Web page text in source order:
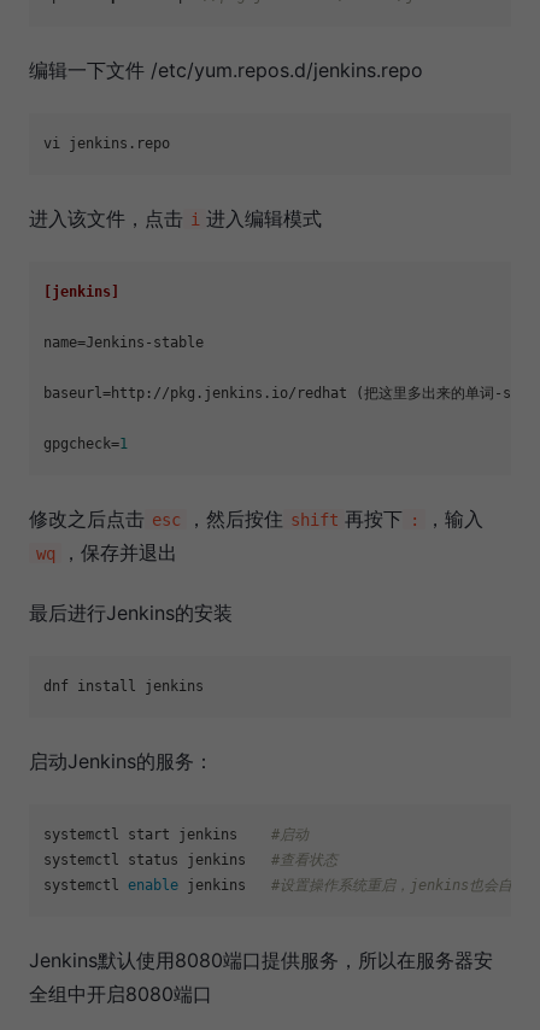
编辑一下文件 /etc/yum.repos.d/jenkins.repo
进入该文件，点击 i 进入编辑模式
[jenkins]
name=Jenkins-stable
baseurl =http://pkg.jenkins.io/redhat (把这里多出来的单词-
gpgcheck=1
修改之后点击 esc ，然后按住 shift 再按下 : ，输入
wq ，保存并退出
最后进行Jenkins的安装
启动Jenkins的服务：
systemctl start jenkins #启动
systemctl status jenkins #查看状态
systemctl enable jenkins #设置操作系统重启，jenkins也会自动
Jenkins默认使用8080端口提供服务，所以在服务器安
全组中开启8080端口